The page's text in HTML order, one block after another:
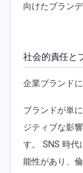
向けたブラン
社会的責任と
企業ブランド
ブランドが単
ジティブな影
す。 SNS 時代
能性があり、